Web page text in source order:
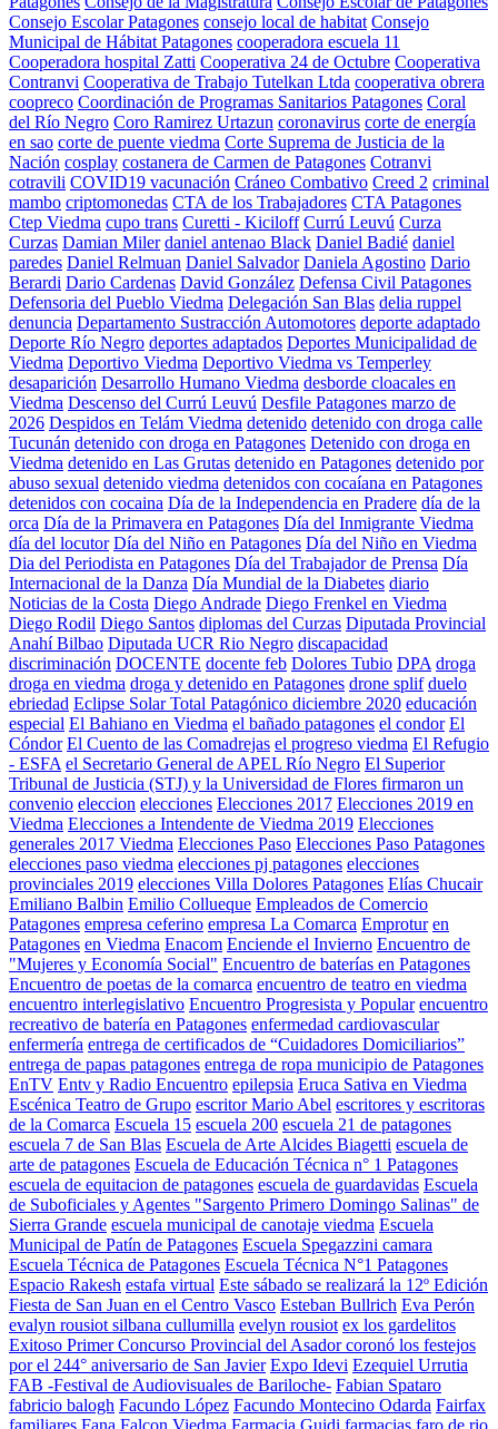
Consejo Escolar Patagones consejo local de habitat Consejo
Municipal de Hábitat Patagones cooperadora escuela 11
Cooperadora hospital Zatti Cooperativa 24 de Octubre Cooperativa
Contranvi Cooperativa de Trabajo Tutelkan Ltda cooperativa obrera
coopreco Coordinación de Programas Sanitarios Patagones Coral
del Río Negro Coro Ramirez Urtazun coronavirus corte de energía
en sao corte de puente viedma Corte Suprema de Justicia de la
Nación cosplay costanera de Carmen de Patagones Cotranvi
cotravili COVID19 vacunación Cráneo Combativo Creed 2 criminal
mambo criptomonedas CTA de los Trabajadores CTA Patagones
Ctep Viedma cupo trans Curetti - Kiciloff Currú Leuvú Curza
Curzas Damian Miler daniel antenao Black Daniel Badié daniel
paredes Daniel Relmuan Daniel Salvador Daniela Agostino Dario
Berardi Dario Cardenas David González Defensa Civil Patagones
Defensoria del Pueblo Viedma Delegación San Blas delia ruppel
denuncia Departamento Sustracción Automotores deporte adaptado
Deporte Río Negro deportes adaptados Deportes Municipalidad de
Viedma Deportivo Viedma Deportivo Viedma vs Temperley
desaparición Desarrollo Humano Viedma desborde cloacales en
Viedma Descenso del Currú Leuvú Desfile Patagones marzo de
2026 Despidos en Telám Viedma detenido detenido con droga calle
Tucunán detenido con droga en Patagones Detenido con droga en
Viedma detenido en Las Grutas detenido en Patagones detenido por
abuso sexual detenido viedma detenidos con cocaíana en Patagones
detenidos con cocaina Día de la Independencia en Pradere día de la
orca Día de la Primavera en Patagones Día del Inmigrante Viedma
día del locutor Día del Niño en Patagones Día del Niño en Viedma
Dia del Periodista en Patagones Día del Trabajador de Prensa Día
Internacional de la Danza Día Mundial de la Diabetes diario
Noticias de la Costa Diego Andrade Diego Frenkel en Viedma
Diego Rodil Diego Santos diplomas del Curzas Diputada Provincial
Anahí Bilbao Diputada UCR Rio Negro discapacidad
discriminación DOCENTE docente feb Dolores Tubio DPA droga
droga en viedma droga y detenido en Patagones drone splif duelo
ebriedad Eclipse Solar Total Patagónico diciembre 2020 educación
especial El Bahiano en Viedma el bañado patagones el condor El
Cóndor El Cuento de las Comadrejas el progreso viedma El Refugio
- ESFA el Secretario General de APEL Río Negro El Superior
Tribunal de Justicia (STJ) y la Universidad de Flores firmaron un
convenio eleccion elecciones Elecciones 2017 Elecciones 2019 en
Viedma Elecciones a Intendente de Viedma 2019 Elecciones
generales 2017 Viedma Elecciones Paso Elecciones Paso Patagones
elecciones paso viedma elecciones pj patagones elecciones
provinciales 2019 elecciones Villa Dolores Patagones Elías Chucair
Emiliano Balbin Emilio Collueque Empleados de Comercio
Patagones empresa ceferino empresa La Comarca Emprotur en
Patagones en Viedma Enacom Enciende el Invierno Encuentro de
"Mujeres y Economía Social" Encuentro de baterías en Patagones
Encuentro de poetas de la comarca encuentro de teatro en viedma
encuentro interlegislativo Encuentro Progresista y Popular encuentro
recreativo de batería en Patagones enfermedad cardiovascular
enfermería entrega de certificados de “Cuidadores Domiciliarios”
entrega de papas patagones entrega de ropa municipio de Patagones
EnTV Entv y Radio Encuentro epilepsia Eruca Sativa en Viedma
Escénica Teatro de Grupo escritor Mario Abel escritores y escritoras
de la Comarca Escuela 15 escuela 200 escuela 21 de patagones
escuela 7 de San Blas Escuela de Arte Alcides Biagetti escuela de
arte de patagones Escuela de Educación Técnica n° 1 Patagones
escuela de equitacion de patagones escuela de guardavidas Escuela
de Suboficiales y Agentes "Sargento Primero Domingo Salinas" de
Sierra Grande escuela municipal de canotaje viedma Escuela
Municipal de Patín de Patagones Escuela Spegazzini camara
Escuela Técnica de Patagones Escuela Técnica N°1 Patagones
Espacio Rakesh estafa virtual Este sábado se realizará la 12º Edición
Fiesta de San Juan en el Centro Vasco Esteban Bullrich Eva Perón
evalyn rousiot silbana cullumilla evelyn rousiot ex los gardelitos
Exitoso Primer Concurso Provincial del Asador coronó los festejos
por el 244° aniversario de San Javier Expo Idevi Ezequiel Urrutia
FAB -Festival de Audiovisuales de Bariloche- Fabian Spataro
fabricio balogh Facundo López Facundo Montecino Odarda Fairfax
familiares Fana Falcon Viedma Farmacia Guidi farmacias faro de rio